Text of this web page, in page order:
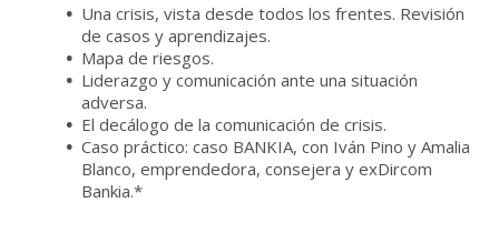
Una crisis, vista desde todos los frentes. Revisión
de casos y aprendizajes.
Mapa de riesgos.
Liderazgo y comunicación ante una situación
adversa.
El decálogo de la comunicación de crisis.
Caso práctico: caso BANKIA, con Iván Pino y Amalia
Blanco, emprendedora, consejera y exDircom
Bankia.*